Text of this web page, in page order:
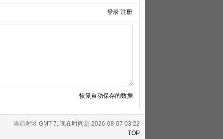
登录 注册
恢复自动保存的数据
当前时区 GMT-7, 现在时间是 2026-08-07 03:22
TOP